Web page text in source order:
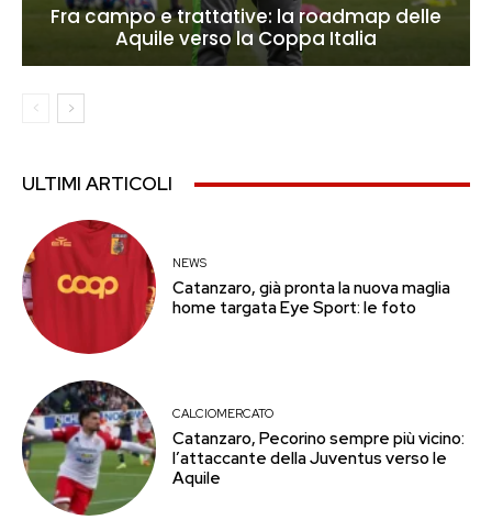
Fra campo e trattative: la roadmap delle
Aquile verso la Coppa Italia
ULTIMI ARTICOLI
NEWS
Catanzaro, già pronta la nuova maglia
home targata Eye Sport: le foto
CALCIOMERCATO
Catanzaro, Pecorino sempre più vicino:
l’attaccante della Juventus verso le
Aquile